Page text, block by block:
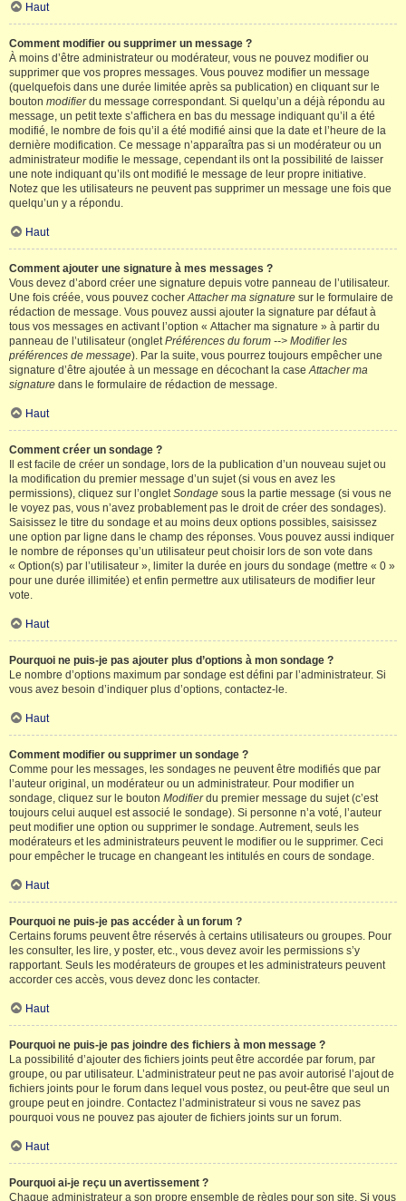
Haut
Comment modifier ou supprimer un message ?
À moins d’être administrateur ou modérateur, vous ne pouvez modifier ou
supprimer que vos propres messages. Vous pouvez modifier un message
(quelquefois dans une durée limitée après sa publication) en cliquant sur le
bouton modifierdu message correspondant. Si quelqu’un a déjà répondu au
message, un petit texte s’affichera en bas du message indiquant qu’il a été
modifié, le nombre de fois qu’il a été modifié ainsi que la date et l’heure de la
dernière modification. Ce message n’apparaîtra pas si un modérateur ou un
administrateur modifie le message, cependant ils ont la possibilité de laisser
une note indiquant qu’ils ont modifié le message de leur propre initiative.
Notez que les utilisateurs ne peuvent pas supprimer un message une fois que
quelqu’un y a répondu.
Haut
Comment ajouter une signature à mes messages ?
Vous devez d’abord créer une signature depuis votre panneau de l’utilisateur.
Une fois créée, vous pouvez cocherAttacher ma signature sur le formulaire de
rédaction de message. Vous pouvez aussi ajouter la signature par défaut à
tous vos messages en activant l’option « Attacher ma signature » à partir du
panneau de l’utilisateur (ongletPréférences du forum --> Modifier les
préférences de message). Par la suite, vous pourrez toujours empêcher une
signature d’être ajoutée à un message en décochant la caseAttacher ma
signature dans le formulaire de rédaction de message.
Haut
Comment créer un sondage ?
Il est facile de créer un sondage, lors de la publication d’un nouveau sujet ou
la modification du premier message d’un sujet (si vous en avez les
permissions), cliquez sur l’ongletSondage sous la partie message (si vous ne
le voyez pas, vous n’avez probablement pas le droit de créer des sondages).
Saisissez le titre du sondage et au moins deux options possibles, saisissez
une option par ligne dans le champ des réponses. Vous pouvez aussi indiquer
le nombre de réponses qu’un utilisateur peut choisir lors de son vote dans
« Option(s) par l’utilisateur », limiter la durée en jours du sondage (mettre « 0 »
pour une durée illimitée) et enfin permettre aux utilisateurs de modifier leur
vote.
Haut
Pourquoi ne puis-je pas ajouter plus d’options à mon sondage ?
Le nombre d’options maximum par sondage est défini par l’administrateur. Si
vous avez besoin d’indiquer plus d’options, contactez-le.
Haut
Comment modifier ou supprimer un sondage ?
Comme pour les messages, les sondages ne peuvent être modifiés que par
l’auteur original, un modérateur ou un administrateur. Pour modifier un
sondage, cliquez sur le bouton Modifierdu premier message du sujet (c’est
toujours celui auquel est associé le sondage). Si personne n’a voté, l’auteur
peut modifier une option ou supprimer le sondage. Autrement, seuls les
modérateurs et les administrateurs peuvent le modifier ou le supprimer. Ceci
pour empêcher le trucage en changeant les intitulés en cours de sondage.
Haut
Pourquoi ne puis-je pas accéder à un forum ?
Certains forums peuvent être réservés à certains utilisateurs ou groupes. Pour
les consulter, les lire, y poster, etc., vous devez avoir les permissions s’y
rapportant. Seuls les modérateurs de groupes et les administrateurs peuvent
accorder ces accès, vous devez donc les contacter.
Haut
Pourquoi ne puis-je pas joindre des fichiers à mon message ?
La possibilité d’ajouter des fichiers joints peut être accordée par forum, par
groupe, ou par utilisateur. L’administrateur peut ne pas avoir autorisé l’ajout de
fichiers joints pour le forum dans lequel vous postez, ou peut-être que seul un
groupe peut en joindre. Contactez l’administrateur si vous ne savez pas
pourquoi vous ne pouvez pas ajouter de fichiers joints sur un forum.
Haut
Pourquoi ai-je reçu un avertissement ?
Chaque administrateur a son propre ensemble de règles pour son site. Si vous